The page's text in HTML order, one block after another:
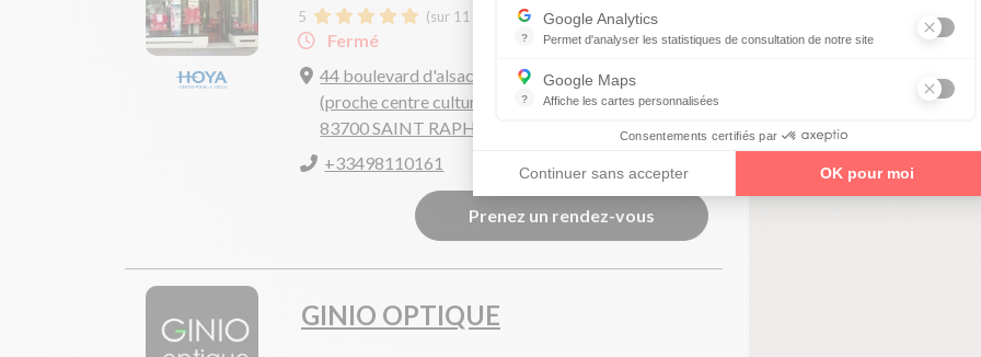
5 (sur 11 avis Google)
Fermé
44 boulevard d'alsace
(proche centre culturel)
83700 SAINT RAPHAEL
+33498110161
Prenez un rendez-vous
GINIO OPTIQUE
?
Google Analytics
Permet d'analyser les statistiques de consultation de notre site
?
Google Maps
Affiche les cartes personnalisées
Consentements certifiés par
Continuer sans accepter OK pour moi